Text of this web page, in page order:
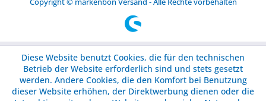
Diese Website benutzt Cookies, die für den technischen
Betrieb der Website erforderlich sind und stets gesetzt
werden. Andere Cookies, die den Komfort bei Benutzung
dieser Website erhöhen, der Direktwerbung dienen oder die